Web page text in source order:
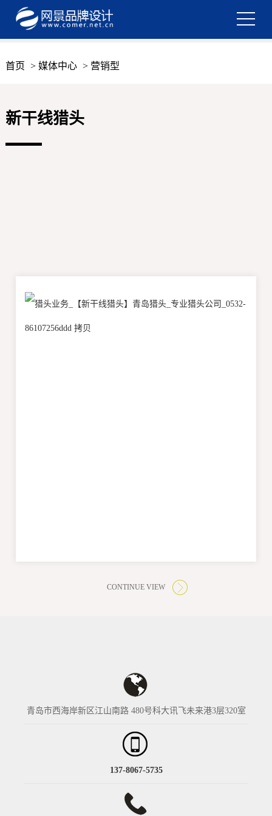
首页 > 媒体中心 > 营销型
新干线猎头
CONTINUE VIEW
青岛市西海岸新区江山南路 480号科大讯飞未来港3层320室
137-8067-5735